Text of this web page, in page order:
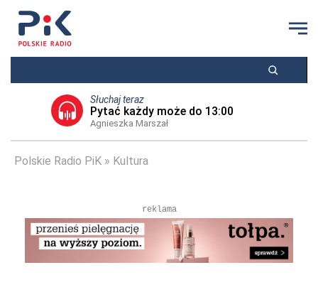
Słuchaj teraz
Pytać każdy może do 13:00
Agnieszka Marszał
Polskie Radio PiK Kultura
reklama